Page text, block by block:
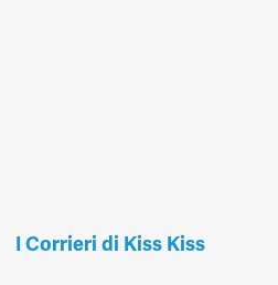
I Corrieri di Kiss Kiss